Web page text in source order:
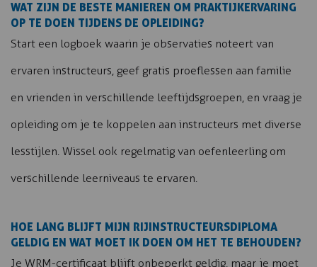
WAT ZIJN DE BESTE MANIEREN OM PRAKTIJKERVARING
OP TE DOEN TIJDENS DE OPLEIDING?
Start een logboek waarin je observaties noteert van
ervaren instructeurs, geef gratis proeflessen aan familie
en vrienden in verschillende leeftijdsgroepen, en vraag je
opleiding om je te koppelen aan instructeurs met diverse
lesstijlen. Wissel ook regelmatig van oefenleerling om
verschillende leerniveaus te ervaren.
HOE LANG BLIJFT MIJN RIJINSTRUCTEURSDIPLOMA
GELDIG EN WAT MOET IK DOEN OM HET TE BEHOUDEN?
Je WRM-certificaat blijft onbeperkt geldig, maar je moet